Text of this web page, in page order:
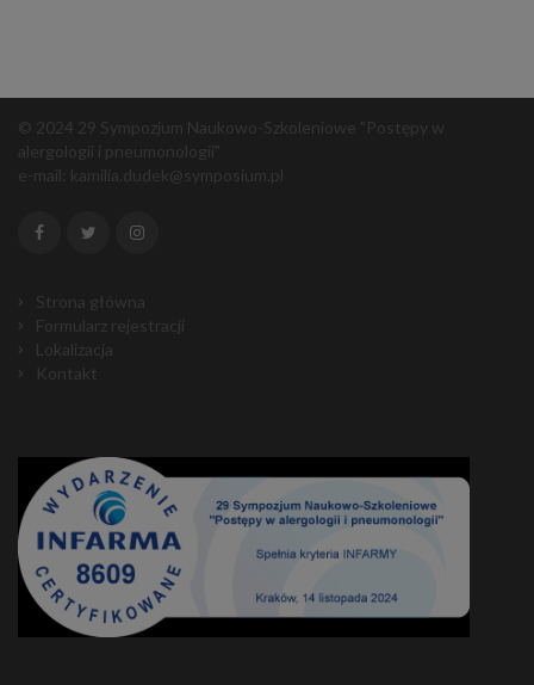
© 2024 29 Sympozjum Naukowo-Szkoleniowe "Postępy w
alergologii i pneumonologii"
e-mail: kamilia.dudek@symposium.pl
Strona główna
Formularz rejestracji
Lokalizacja
Kontakt